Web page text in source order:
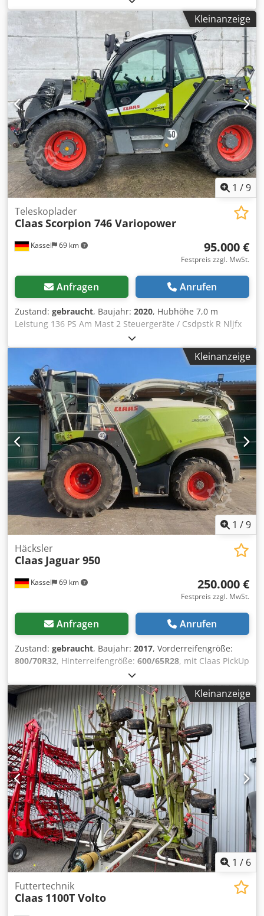
Kleinanzeige
1 /9
Kassel 69 km
Teleskoplader
ClaasScorpion 746 Variopower
95.000 €
Festpreis zzgl. MwSt.
Anfragen Anrufen
Zustand: gebraucht, Baujahr: 2020, Hubhöhe 7,0 m
Leistung 136 PS Am Mast 2 Steuergeräte / Csdpstk R Nljfx
Kleinanzeige
1 /9
Kassel 69 km
Häcksler
Claas Jaguar 950
250.000 €
Festpreis zzgl. MwSt.
Anfragen Anrufen
Zustand: gebraucht, Baujahr: 2017, Vorderreifengröße:
800/70R32, Hinterreifengröße: 600/65R28, mit Claas PickUp
300 mit Claas Orbis 7,50m Mercedes Motor 430kW, 585PS
36 / Messertrommel Korncracker Auto Fill
Reifendruckregelanlage Rückfahrtkamera /
Siliermittelanlage / Crodpfetpgm Eex Acnjf
Kleinanzeige
1 / 6
Futtertechnik
Claas 1100T Volto